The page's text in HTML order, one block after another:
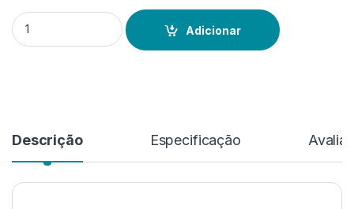
Quantidade de Keaykolour Navy Blue
Adicionar
Descrição Especificação